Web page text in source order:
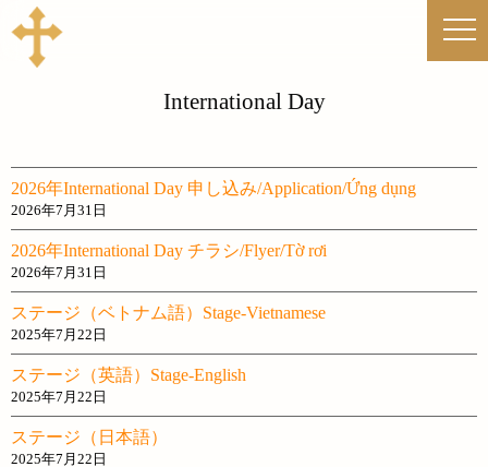
International Day
2026年International Day 申し込み/Application/Ứng dụng
2026年7月31日
2026年International Day チラシ/Flyer/Tờ rơi
2026年7月31日
ステージ（ベトナム語）Stage-Vietnamese
2025年7月22日
ステージ（英語）Stage-English
2025年7月22日
ステージ（日本語）
2025年7月22日